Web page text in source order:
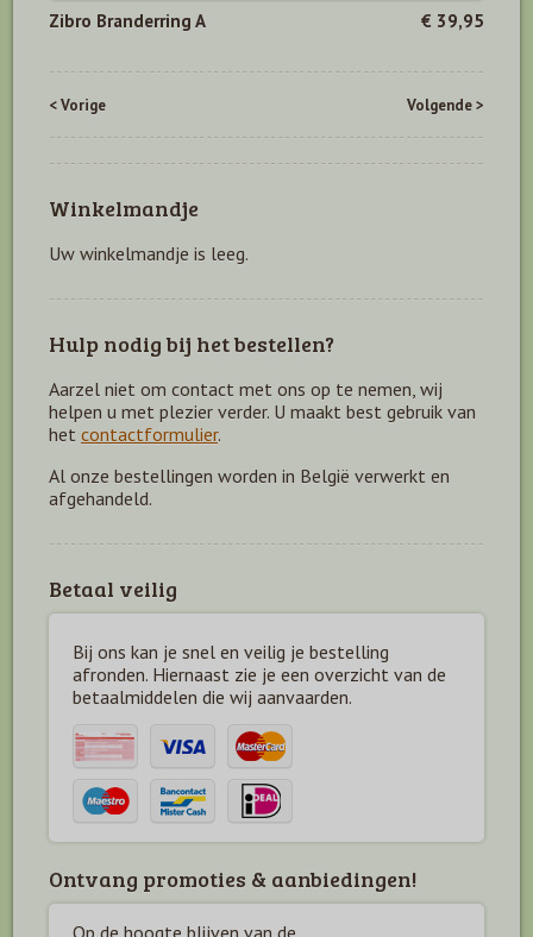
Zibro Branderring A € 39,95
< Vorige Volgende >
Winkelmandje
Uw winkelmandje is leeg.
Hulp nodig bij het bestellen?
Aarzel niet om contact met ons op te nemen, wij
helpen u met plezier verder. U maakt best gebruik van
het contactformulier.
Al onze bestellingen worden in België verwerkt en
afgehandeld.
Betaal veilig
Bij ons kan je snel en veilig je bestelling
afronden. Hiernaast zie je een overzicht van de
betaalmiddelen die wij aanvaarden.
Ontvang promoties & aanbiedingen!